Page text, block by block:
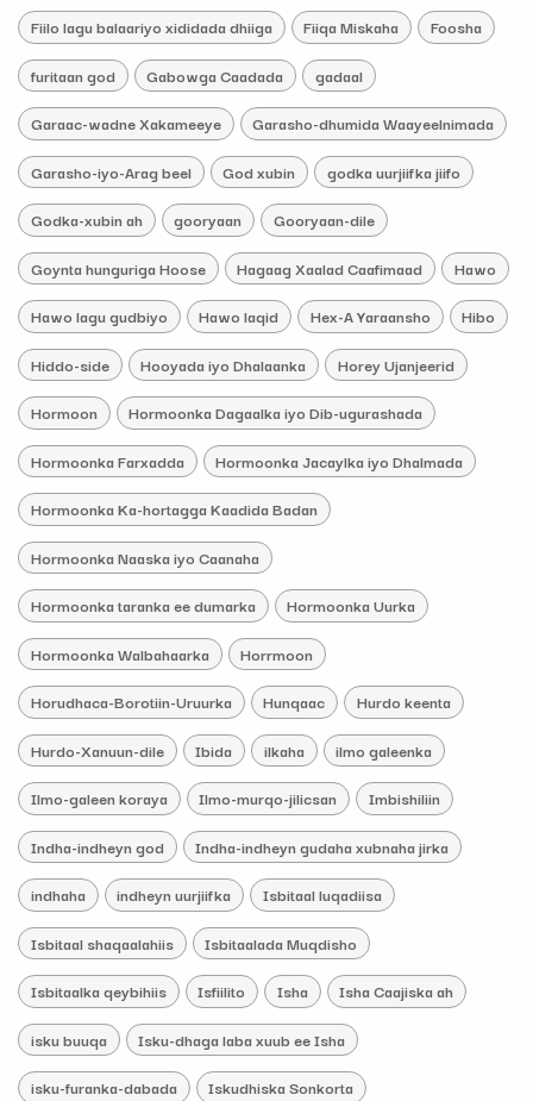
Fiilo lagu balaariyo xididada dhiiga Fiiqa Miskaha Foosha
furitaan god Gabowga Caadada gadaal
Garaac-wadne Xakameeye Garasho-dhumida Waayeelnimada
Garasho-iyo-Arag beel God xubin godka uurjiifka jiifo
Godka-xubin ah gooryaan Gooryaan-dile
Goynta hunguriga Hoose Hagaag Xaalad Caafimaad Hawo
Hawo lagu gudbiyo Hawo laqid Hex-A Yaraansho Hibo
Hiddo-side Hooyada iyo Dhalaanka Horey Ujanjeerid
Hormoon Hormoonka Dagaalka iyo Dib-ugurashada
Hormoonka Farxadda Hormoonka Jacaylka iyo Dhalmada
Hormoonka Ka-hortagga Kaadida Badan
Hormoonka Naaska iyo Caanaha
Hormoonka taranka ee dumarka Hormoonka Uurka
Hormoonka Walbahaarka Horrmoon
Horudhaca-Borotiin-Uruurka Hunqaac Hurdo keenta
Hurdo-Xanuun-dile Ibida ilkaha ilmo galeenka
Ilmo-galeen koraya Ilmo-murqo-jilicsan Imbishiliin
Indha-indheyn god Indha-indheyn gudaha xubnaha jirka
indhaha indheyn uurjiifka Isbitaal luqadiisa
Isbitaal shaqaalahiis Isbitaalada Muqdisho
Isbitaalka qeybihiis Isfiilito Isha Isha Caajiska ah
isku buuqa Isku-dhaga laba xuub ee Isha
isku-furanka-dabada Iskudhiska Sonkorta